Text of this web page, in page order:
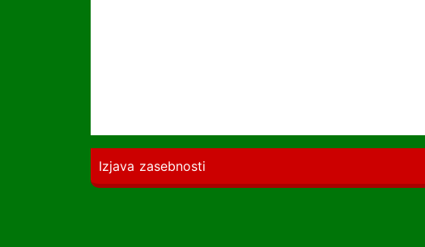
Izjava zasebnosti